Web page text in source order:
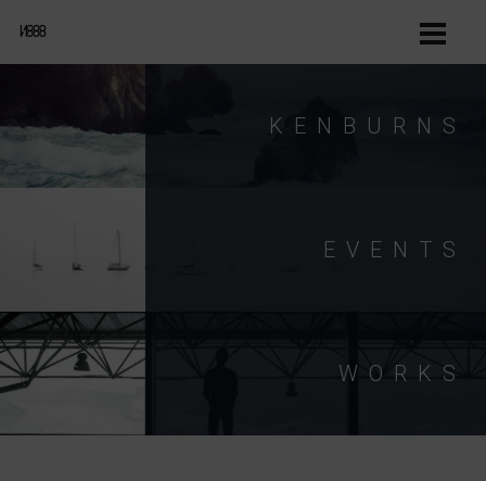
KENBURNS
EVENTS
WORKS